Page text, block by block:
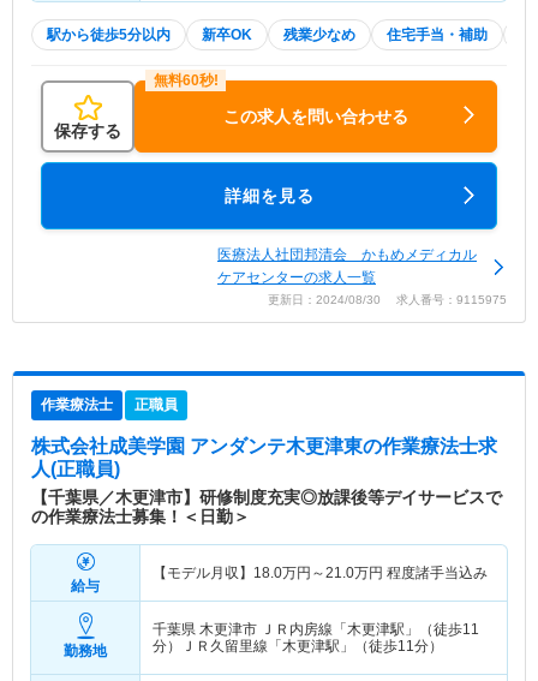
駅から徒歩5分以内 新卒OK 残業少なめ 住宅手当・補助
保存する
この求人を問い合わせる
詳細を見る
医療法人社団邦清会 かもめメディカル
ケアセンターの求人一覧
更新日：2024/08/30 求人番号：9115975
作業療法士 正職員
株式会社成美学園 アンダンテ木更津東の作業療法士求
人(正職員)
【千葉県／木更津市】研修制度充実◎放課後等デイサービスで
の作業療法士募集！＜日勤＞
給与
【モデル月収】 18.0万円～21.0万円 程度諸手当込み
勤務地
千葉県 木更津市 ＪＲ内房線「木更津駅」（徒歩11
分）ＪＲ久留里線「木更津駅」（徒歩11分）